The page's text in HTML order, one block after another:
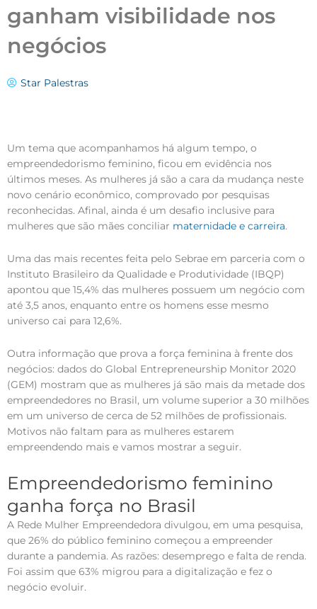
ganham visibilidade nos
negócios
Star Palestras
Um tema que acompanhamos há algum tempo, o
empreendedorismo feminino, ficou em evidência nos
últimos meses. As mulheres já são a cara da mudança neste
novo cenário econômico, comprovado por pesquisas
reconhecidas. Afinal, ainda é um desafio inclusive para
mulheres que são mães conciliar maternidade e carreira.
Uma das mais recentes feita pelo Sebrae em parceria com o
Instituto Brasileiro da Qualidade e Produtividade (IBQP)
apontou que 15,4% das mulheres possuem um negócio com
até 3,5 anos, enquanto entre os homens esse mesmo
universo cai para 12,6%.
Outra informação que prova a força feminina à frente dos
negócios: dados do Global Entrepreneurship Monitor 2020
(GEM) mostram que as mulheres já são mais da metade dos
empreendedores no Brasil, um volume superior a 30 milhões
em um universo de cerca de 52 milhões de profissionais.
Motivos não faltam para as mulheres estarem
empreendendo mais e vamos mostrar a seguir.
Empreendedorismo feminino
ganha força no Brasil
A Rede Mulher Empreendedora divulgou, em uma pesquisa,
que 26% do público feminino começou a empreender
durante a pandemia. As razões: desemprego e falta de renda.
Foi assim que 63% migrou para a digitalização e fez o
negócio evoluir.